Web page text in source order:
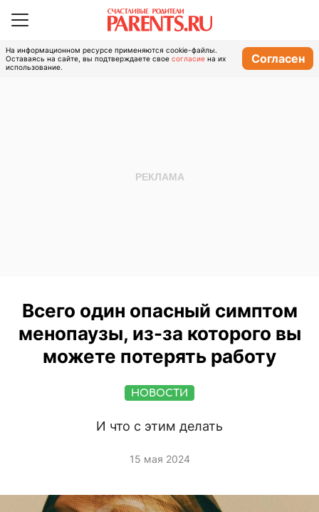
На информационном ресурсе применяются cookie-файлы.
Оставаясь на сайте, вы подтверждаете свое согласие на их
использование.
Согласен
Всего один опасный симптом
менопаузы, из-за которого вы
можете потерять работу
НОВОСТИ
И что с этим делать
15 мая 2024